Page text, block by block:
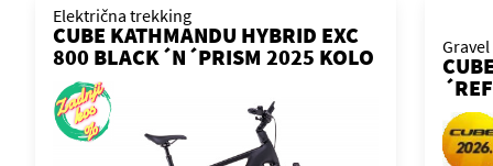
Električna trekking
CUBE KATHMANDU HYBRID EXC
800 BLACK´N´PRISM 2025 KOLO
Gravel